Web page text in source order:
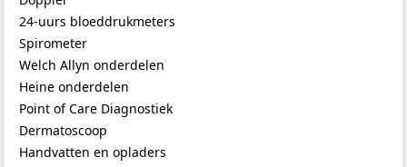
24-uurs bloeddrukmeters
Spirometer
Welch Allyn onderdelen
Heine onderdelen
Point of Care Diagnostiek
Dermatoscoop
Handvatten en opladers
algemene selectie
Heeft u hulp nodig bij het identificeren van het juiste
artikelnummer op basis van de explosietekening van uw
apparaat? Ons team heeft diepgaande kennis van de Welch
exacte onderdeel dat u nodig heeft om uw apparatuur weer
operationeel te krijgen.